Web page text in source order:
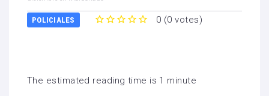
POLICIALES 0 (0 votes)
The estimated reading time is 1 minute